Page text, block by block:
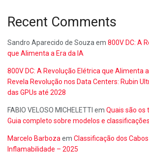
Recent Comments
Sandro Aparecido de Souzaem 800V DC: A
que Alimenta a Era da IA
800V DC: A Revolução Elétrica que Alimenta
Revela Revolução nos Data Centers: Rubin
das GPUs até 2028
FABIO VELOSO MICHELETTI em Quais são os
Guia completo sobre modelos e classificações
Marcelo Barbozaem Classificação dos
Inflamabilidade – 2025